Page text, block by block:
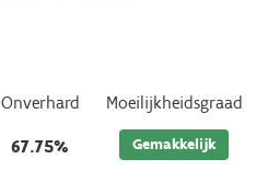
Onverhard
67.75%
Moeilijkheidsgraad
Gemakkelijk